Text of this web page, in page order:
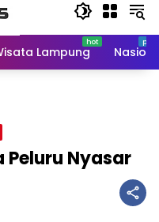
Lampung
Peluru Nyasar